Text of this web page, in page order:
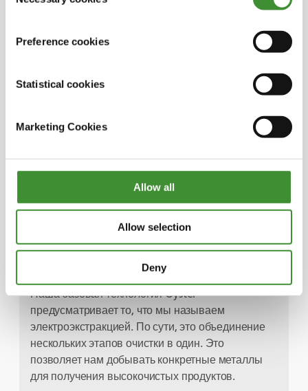
Preference cookies
Statistical cookies
Marketing Cookies
Allow all
Allow selection
Deny
металлы. Мы переосмысливаем методы добычи
и повторного использования металлов, в том
числе тех, которые уже в обращении. Название
использовать критически важные металлы энное
энергопереходом. В настоящее время добыча и
больших масштабов и экологических издержек.
локализуя процессы и уменьшая количество
энергии для очистки материалов. Не важно,
добываем ли мы их или регенерируем в
городских условиях, для дальнейшей очистки
нам приходится отправлять их далеко за
Наша базовая технология Oyster
предусматривает то, что мы называем
электроэкстракцией. По сути, это объединение
нескольких этапов очистки в один. Это
позволяет нам добывать конкретные металлы
для получения высокочистых продуктов.